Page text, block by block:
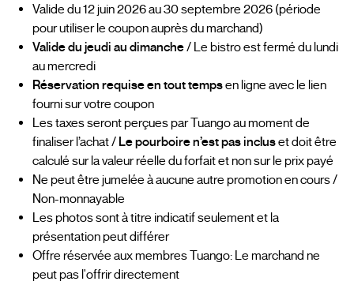
Valide du 12 juin 2026 au 30 septembre 2026 (période
pour utiliser le coupon auprès du marchand)
Valide du jeudi au dimanche/ Le bistro est fermé du lundi
au mercredi
Réservation requise en tout tempsen ligne avec le lien
fourni sur votre coupon
Les taxes seront perçues par Tuango au moment de
finaliser l’achat / Le pourboire n’est pas incluset doit être
calculé sur la valeur réelle du forfait et non sur le prix payé
Ne peut être jumelée à aucune autre promotion en cours /
Non-monnayable
Les photos sont à titre indicatif seulement et la
présentation peut différer
Offre réservée aux membres Tuango: Le marchand ne
peut pas l'offrir directement